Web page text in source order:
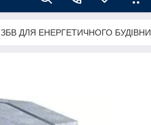
ЗБВ ДЛЯ ЕНЕРГЕТИЧНОГО